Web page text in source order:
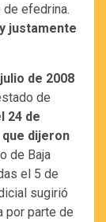
efedrina.
justamente
de 2008
de
24 de
que dijeron
de Baja
el 5 de
sugirió
por parte de